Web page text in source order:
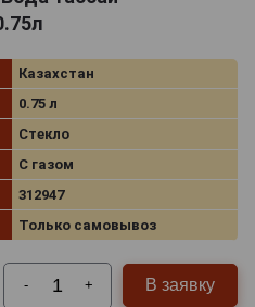
Казахстан
0.75 л
Стекло
С газом
312947
Только самовывоз
- + В заявку